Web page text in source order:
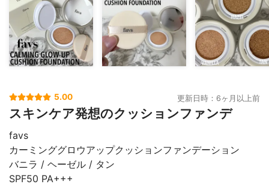
5.00 更新日時：6ヶ月以上前
スキンケア発想のクッションファンデ
favs
カーミンググロウアップクッションファンデーション
バニラ / ヘーゼル / タン
SPF50 PA+++